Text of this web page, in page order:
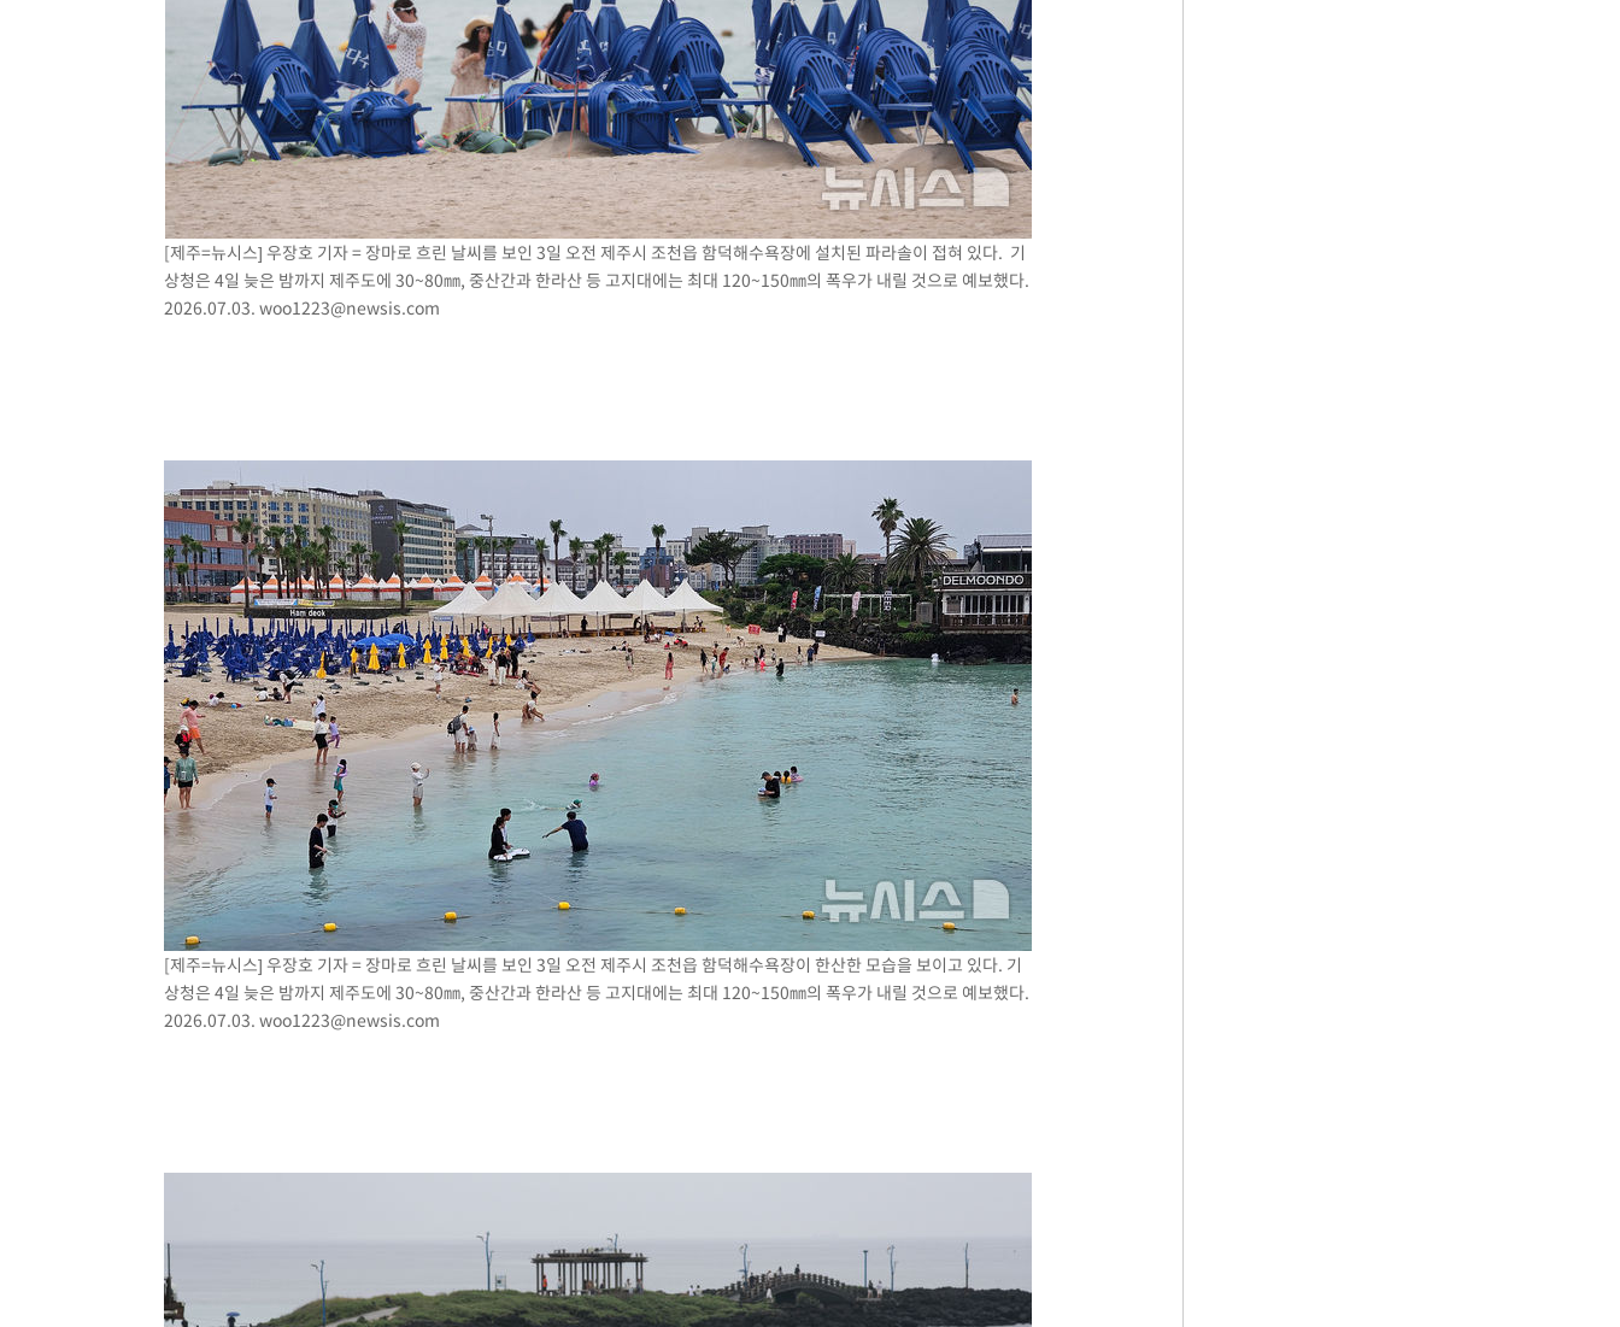
[제주=뉴시스] 우장호 기자 = 장마로 흐린 날씨를 보인 3일 오전 제주시 조천읍 함덕해수욕장에 설치된 파라솔이 접혀 있다. 기
상청은 4일 늦은 밤까지 제주도에 30~80㎜, 중산간과 한라산 등 고지대에는 최대 120~150㎜의 폭우가 내릴 것으로 예보했다.
2026.07.03. woo1223@newsis.com
[제주=뉴시스] 우장호 기자 = 장마로 흐린 날씨를 보인 3일 오전 제주시 조천읍 함덕해수욕장이 한산한 모습을 보이고 있다. 기
상청은 4일 늦은 밤까지 제주도에 30~80㎜, 중산간과 한라산 등 고지대에는 최대 120~150㎜의 폭우가 내릴 것으로 예보했다.
2026.07.03. woo1223@newsis.com